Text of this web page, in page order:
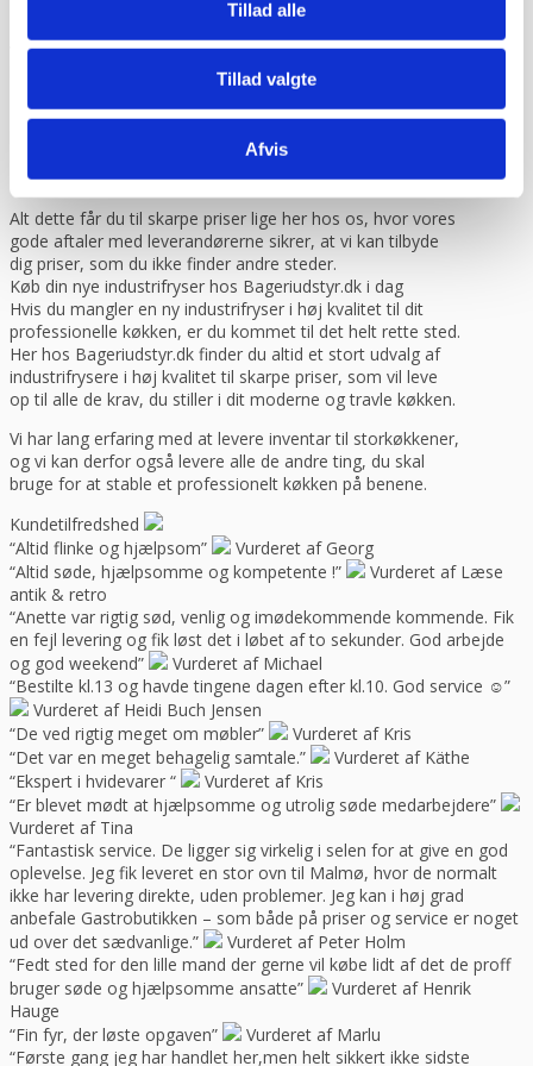
Tillad alle
Tillad valgte
Afvis
være sikker på at få en fryser, der kan holde til at blive
Du kan eksempelvis vælge blandt industrifryseskabe fra
kendte for at levere inventar i høj kvalitet til moderne
storkøkkener.
Alt dette får du til skarpe priser lige her hos os, hvor vores
gode aftaler med leverandørerne sikrer, at vi kan tilbyde
dig priser, som du ikke finder andre steder.
Køb din nye industrifryser hos Bageriudstyr.dk i dag
Hvis du mangler en ny industrifryser i høj kvalitet til dit
professionelle køkken, er du kommet til det helt rette sted.
Her hos Bageriudstyr.dk finder du altid et stort udvalg af
industrifrysere i høj kvalitet til skarpe priser, som vil leve
op til alle de krav, du stiller i dit moderne og travle køkken.
Vi har lang erfaring med at levere inventar til storkøkkener,
og vi kan derfor også levere alle de andre ting, du skal
bruge for at stable et professionelt køkken på benene.
Kundetilfredshed
“Altid flinke og hjælpsom”
Vurderet af Georg
“Altid søde, hjælpsomme og kompetente !”
Vurderet af Læse
antik & retro
“Anette var rigtig sød, venlig og imødekommende kommende. Fik
en fejl levering og fik løst det i løbet af to sekunder. God arbejde
og god weekend”
Vurderet af Michael
“Bestilte kl.13 og havde tingene dagen efter kl.10. God service ☺”
Vurderet af Heidi Buch Jensen
“De ved rigtig meget om møbler”
Vurderet af Kris
“Det var en meget behagelig samtale.”
Vurderet af Käthe
“Ekspert i hvidevarer “
Vurderet af Kris
“Er blevet mødt at hjælpsomme og utrolig søde medarbejdere”
Vurderet af Tina
“Fantastisk service. De ligger sig virkelig i selen for at give en god
oplevelse. Jeg fik leveret en stor ovn til Malmø, hvor de normalt
ikke har levering direkte, uden problemer. Jeg kan i høj grad
anbefale Gastrobutikken – som både på priser og service er noget
ud over det sædvanlige.”
Vurderet af Peter Holm
“Fedt sted for den lille mand der gerne vil købe lidt af det de proff
bruger søde og hjælpsomme ansatte”
Vurderet af Henrik
Hauge
“Fin fyr, der løste opgaven”
Vurderet af Marlu
“Første gang jeg har handlet her,men helt sikkert ikke sidste